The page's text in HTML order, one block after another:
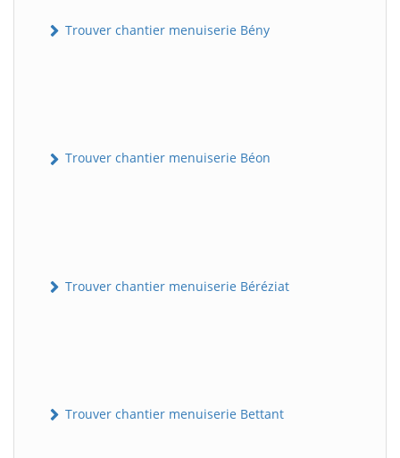
Trouver chantier menuiserie Bény
Trouver chantier menuiserie Béon
Trouver chantier menuiserie Béréziat
Trouver chantier menuiserie Bettant